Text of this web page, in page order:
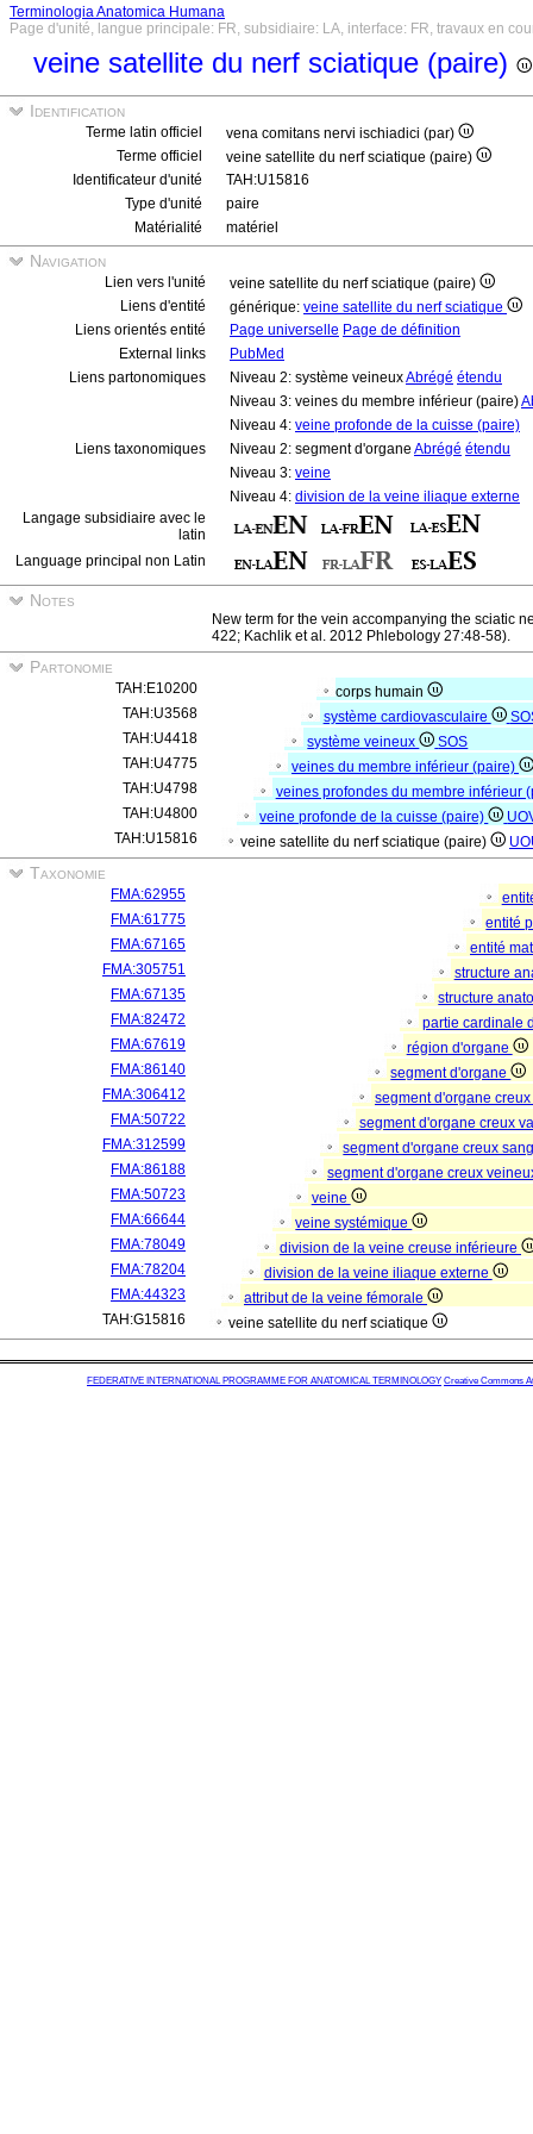
Terminologia Anatomica Humana
Page d'unité, langue principale: FR, subsidiaire: LA, interface: FR, travaux en
veine satellite du nerf sciatique (paire)
Identification
Terme latin officiel
vena comitans nervi ischiadici (par)
Terme officiel
veine satellite du nerf sciatique (paire)
Identificateur d'unité
TAH:U15816
Type d'unité
paire
Matérialité
matériel
Navigation
Lien vers l'unité
veine satellite du nerf sciatique (paire)
Liens d'entité
générique: veine satellite du nerf sciatique
Liens orientés entité
Page universelle Page de définition
External links
PubMed
Liens partonomiques
Niveau 2: système veineuxAbrégé étendu
Niveau 3: veines du membre inférieur (paire)
Niveau 4: veine profonde de la cuisse (paire)
Liens taxonomiques
Niveau 2: segment d'organe Abrégé étendu
Niveau 3: veine
Niveau 4: division de la veine iliaque externe
Langage subsidiaire avec le
latin
Language principal non Latin
Notes
New term for the vein accompanying the sciatic
422; Kachlik et al. 2012 Phlebology 27:48-58).
Partonomie
TAH:E10200
corps humain
TAH:U3568
système cardiovasculaire
TAH:U4418
système veineux
SOS
TAH:U4775
veines du membre inférieur (paire)
TAH:U4798
veines profondes du membre inférieur
TAH:U4800
veine profonde de la cuisse (paire)
TAH:U15816
veine satellite du nerf sciatique (paire)
Taxonomie
FMA:62955
FMA:61775
entité
FMA:67165
entité
FMA:305751
structure
FMA:67135
structure
FMA:82472
partie cardinale
FMA:67619
région d'organe
FMA:86140
segment d'organe
FMA:306412
segment d'organe
FMA:50722
segment d'organe creux
FMA:312599
segment d'organe creux
FMA:86188
segment d'organe creux
FMA:50723
veine
FMA:66644
veine systémique
FMA:78049
division de la veine creuse inférieure
FMA:78204
division de la veine iliaque externe
FMA:44323
attribut de la veine fémorale
TAH:G15816
veine satellite du nerf sciatique
FEDERATIVE INTERNATIONAL PROGRAMME FOR ANATOMICAL TERMINOLOGY Creative Commons